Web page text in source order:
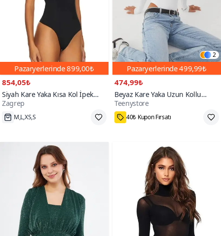
Pazaryerlerinde899,00₺
854,05₺
Siyah Kare Yaka Kısa Kol İpek
Jarse Bodysuit
Zagrep
Hızlı Kargo
2
Pazaryerlerinde499,99₺
474,99₺
Beyaz Kare Yaka Uzun Kollu
Yumuşak Dokulu Çıtçıtlı Bodysuit
Bluz
Teenystore
25₺ daha az öde